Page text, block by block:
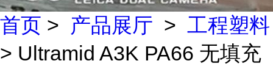
首页 > 产品展厅 > 工程塑料
> Ultramid A3K PA66 无填充